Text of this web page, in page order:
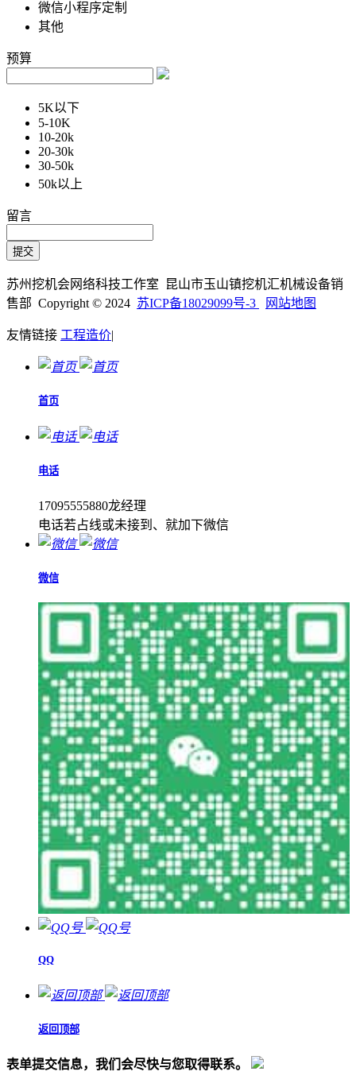
微信小程序定制
其他
预算
5K以下
5-10K
10-20k
20-30k
30-50k
50k以上
留言
苏州挖机会网络科技工作室 昆山市玉山镇挖机汇机械设备销
售部 Copyright © 2024 苏ICP备18029099号-3 网站地图
友情链接 工程造价|
首页
电话
17095555880龙经理
电话若占线或未接到、就加下微信
微信
QQ
返回顶部
表单提交信息，我们会尽快与您取得联系。